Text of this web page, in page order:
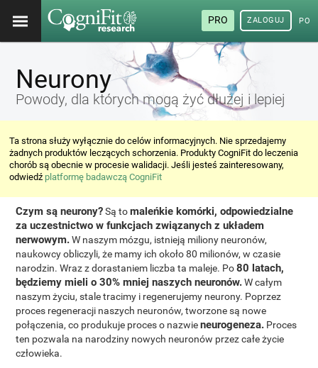
PRO ZALOGUJ
Neurony
Powody, dla których mogą żyć dłużej i lepiej
Ta strona służy wyłącznie do celów informacyjnych. Nie sprzedajemy
żadnych produktów leczących schorzenia. Produkty CogniFit do leczenia
chorób są obecnie w procesie walidacji. Jeśli jesteś zainteresowany,
odwiedź platformę badawczą CogniFit
Czym są neurony?Są tomaleńkie komórki, odpowiedzialne
za uczestnictwo w funkcjach związanych z układem
nerwowym.W naszym mózgu, istnieją miliony neuronów,
naukowcy obliczyli, że mamy ich około 80 milionów, w czasie
narodzin. Wraz z dorastaniem liczba ta maleje. Po80 latach,
będziemy mieli o 30% mniej naszych neuronów.W całym
naszym życiu, stale tracimy i regenerujemy neurony. Poprzez
proces regeneracji naszych neuronów, tworzone są nowe
połączenia, co produkuje proces o nazwieneurogeneza. Proces
ten pozwala na narodziny nowych neuronów przez całe życie
człowieka.